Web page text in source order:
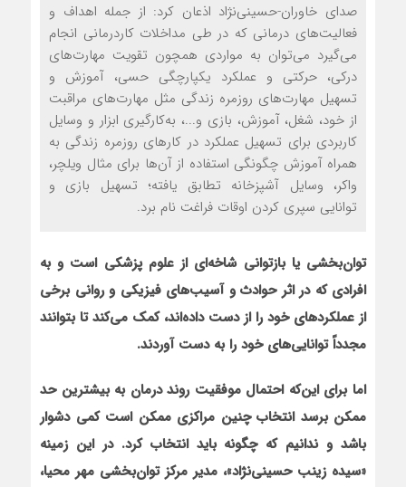
صدای خاوران-حسینی‌نژاد اذعان کرد: از جمله اهداف و
فعالیت‌های درمانی که در طی مداخلات کاردرمانی انجام
می‌گیرد می‌توان به مواردی همچون تقویت مهارت‌های
درکی، حرکتی و عملکرد یکپارچگی حسی، آموزش و
تسهیل مهارت‌های روزمره زندگی مثل مهارت‌های مراقبت
از خود، شغل، آموزش، بازی و...، به‌کارگیری ابزار و وسایل
کاربردی برای تسهیل عملکرد در کارهای روزمره زندگی به
همراه آموزش چگونگی استفاده از آن‌ها برای مثال ویلچر،
واکر، وسایل آشپزخانه تطابق یافته؛ تسهیل بازی و
توانایی سپری کردن اوقات فراغت نام برد.
توان‌بخشی یا بازتوانی شاخه‌ای از علوم پزشکی است و به
افرادی که در اثر حوادث و آسیب‌های فیزیکی و روانی برخی
از عملکردهای خود را از دست داده‌اند، کمک می‌کند تا بتوانند
مجدداً توانایی‌های خود را به دست آوردند.
اما برای این‌که احتمال موفقیت روند درمان به بیشترین حد
ممکن برسد انتخاب چنین مراکزی ممکن است کمی دشوار
باشد و ندانیم که چگونه باید انتخاب کرد. در این زمینه
«سیده زینب حسینی‌نژاد»، مدیر مرکز توان‌بخشی مهر محیا،